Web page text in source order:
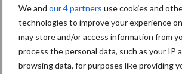
We and our 4 partners use cookies and
technologies to improve your experience
may store and/or access information from
process the personal data, such as your IP
browsing data, for purposes like providing
Bijproductenblijven duur in Europa. De
voor suikerbieten in Europa werden in het
verhoogd met 11% wat een ruimer aanbod